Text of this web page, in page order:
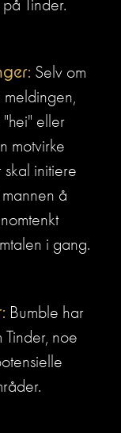
Tinder.
Selv om
meldingen,
eller
motvirke
initiere
å
i gang.
Bumble har
noe